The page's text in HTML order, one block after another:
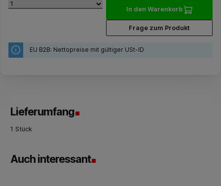
In den Warenkorb
Frage zum Produkt
EU B2B: Nettopreise mit gültiger USt-ID
Lieferumfang
1 Stück
Auch interessant